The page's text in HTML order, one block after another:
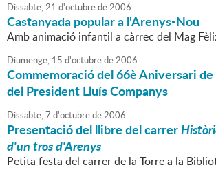
Dissabte,21 d'octubrede2006
Castanyada popular a l'Arenys-Nou
Amb animació infantil a càrrec del Mag
Diumenge, 15 d'octubrede2006
Commemoració del 66è Aniversari
del President Lluís Companys
Dissabte,7 d'octubrede2006
Presentació del llibre del carrer
d'un tros d'Arenys
Petita festa del carrer de la Torre a la